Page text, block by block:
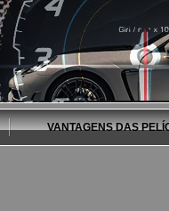
VANTAGENS DAS